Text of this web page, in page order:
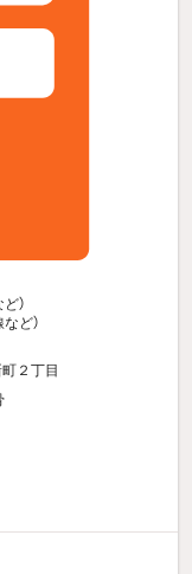
ど）
など）
２丁目